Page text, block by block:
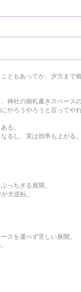
ともあってか、夕方まで
神社の御札書きスペース
やろうやろうと言ってや
る。
るし、実は効率も上がる。
っちぎる展開。
大逆転。
スを運べず苦しい展開。